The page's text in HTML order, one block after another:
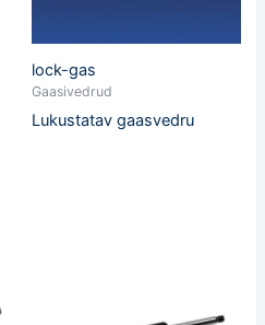
lock-gas
Gaasivedrud
Lukustatav gaasvedru